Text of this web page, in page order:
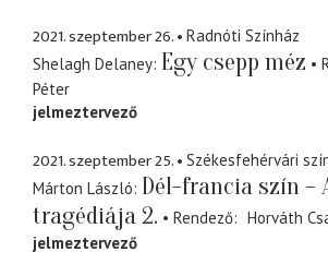
2021. szeptember 26.
Radnóti Színház
Shelagh Delaney Egy csepp méz
Péter
jelmeztervező
2021. szeptember 25.
Székesfehérvári
Márton László Dél-francia szín –
tragédiája 2.
Rendező
Horváth
jelmeztervező